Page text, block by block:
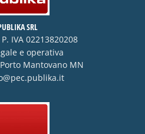
SRL
IVA 02213820208
e operativa
Mantovano MN